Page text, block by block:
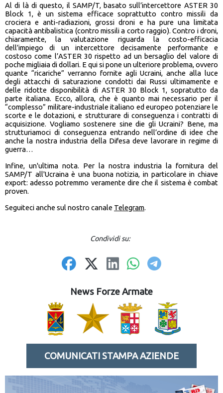
Al di là di questo, il SAMP/T, basato sull’intercettore ASTER 30
Block 1, è un sistema efficace soprattutto contro missili da
crociera e anti-radiazioni, grossi droni e ha pure una limitata
capacità antibalistica (contro missili a corto raggio). Contro i droni,
chiaramente, la valutazione riguarda la costo-efficacia
dell’impiego di un intercettore decisamente performante e
costoso come l’ASTER 30 rispetto ad un bersaglio del valore di
poche migliaia di dollari. E qui si pone un ulteriore problema, ovvero
quante “ricariche” verranno fornite agli Ucraini, anche alla luce
degli attacchi di saturazione condotti dai Russi ultimamente e
delle ridotte disponibilità di ASTER 30 Block 1, sopratutto da
parte italiana. Ecco, allora, che è quanto mai necessario per il
“complesso” militare-industriale italiano ed europeo potenziare le
scorte e le dotazioni, e strutturare di conseguenza i contratti di
acquisizione. Vogliamo sostenere sine die gli Ucraini? Bene, ma
strutturiamoci di conseguenza entrando nell’ordine di idee che
anche la nostra industria della Difesa deve lavorare in regime di
guerra…
Infine, un'ultima nota. Per la nostra industria la fornitura del
SAMP/T all'Ucraina è una buona notizia, in particolare in chiave
export: adesso potremmo veramente dire che il sistema è combat
proven.
Seguiteci anche sul nostro canale Telegram.
Condividi su:
News Forze Armate
COMUNICATI STAMPA AZIENDE